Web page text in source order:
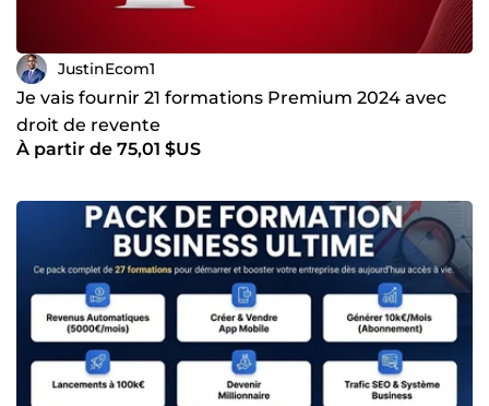
JustinEcom1
Je vais fournir 21 formations Premium 2024 avec
droit de revente
À partir de 75,01 $US